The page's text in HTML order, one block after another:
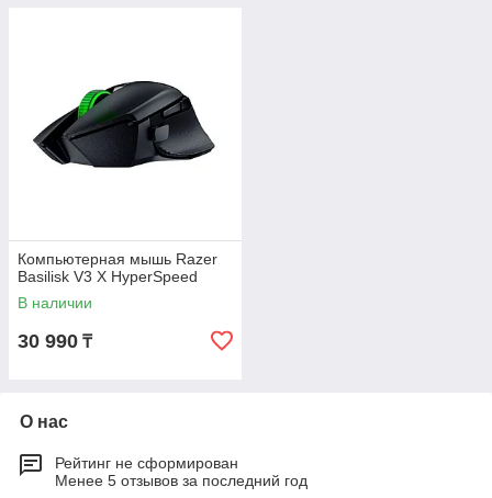
Компьютерная мышь Razer
Basilisk V3 X HyperSpeed
В наличии
30 990 ₸
О нас
Рейтинг не сформирован
Менее 5 отзывов за последний год